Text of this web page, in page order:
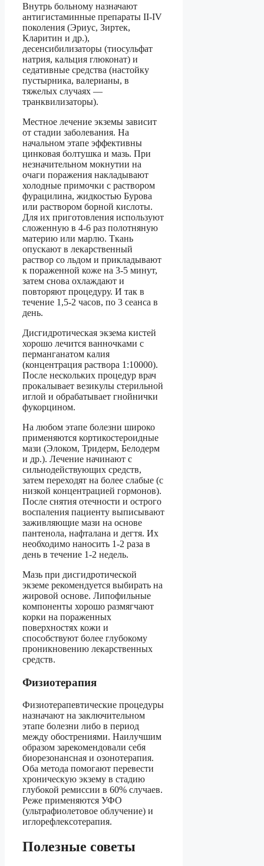
Внутрь больному назначают
антигистаминные препараты II-IV
поколения (Эриус, Зиртек,
Кларитин и др.),
десенсибилизаторы (тиосульфат
натрия, кальция глюконат) и
седативные средства (настойку
пустырника, валерианы, в
тяжелых случаях —
транквилизаторы).
Местное лечение экземы зависит
от стадии заболевания. На
начальном этапе эффективны
цинковая болтушка и мазь. При
незначительном мокнутии на
очаги поражения накладывают
холодные примочки с раствором
фурацилина, жидкостью Бурова
или раствором борной кислоты.
Для их приготовления используют
сложенную в 4-6 раз полотняную
материю или марлю. Ткань
опускают в лекарственный
раствор со льдом и прикладывают
к пораженной коже на 3-5 минут,
затем снова охлаждают и
повторяют процедуру. И так в
течение 1,5-2 часов, по 3 сеанса в
день.
Дисгидротическая экзема кистей
хорошо лечится ванночками с
перманганатом калия
(концентрация раствора 1:10000).
После нескольких процедур врач
прокалывает везикулы стерильной
иглой и обрабатывает гнойнички
фукорцином.
На любом этапе болезни широко
применяются кортикостероидные
мази (Элоком, Тридерм, Белодерм
и др.). Лечение начинают с
сильнодействующих средств,
затем переходят на более слабые (с
низкой концентрацией гормонов).
После снятия отечности и острого
воспаления пациенту выписывают
заживляющие мази на основе
пантенола, нафталана и дегтя. Их
необходимо наносить 1-2 раза в
день в течение 1-2 недель.
Мазь при дисгидротической
экземе рекомендуется выбирать на
жировой основе. Липофильные
компоненты хорошо размягчают
корки на пораженных
поверхностях кожи и
способствуют более глубокому
проникновению лекарственных
средств.
Физиотерапия
Физиотерапевтические процедуры
назначают на заключительном
этапе болезни либо в период
между обострениями. Наилучшим
образом зарекомендовали себя
биорезонансная и озонотерапия.
Оба метода помогают перевести
хроническую экзему в стадию
глубокой ремиссии в 60% случаев.
Реже применяются УФО
(ультрафиолетовое облучение) и
иглорефлексотерапия.
Полезные советы